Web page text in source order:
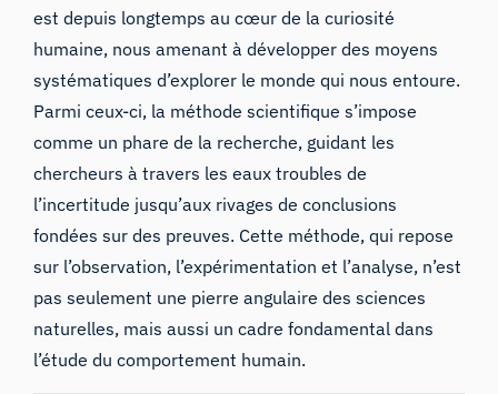
est depuis longtemps au cœur de la curiosité
humaine, nous amenant à développer des moyens
systématiques d’explorer le monde qui nous entoure.
Parmi ceux-ci, la méthode scientifique s’impose
comme un phare de la recherche, guidant les
chercheurs à travers les eaux troubles de
l’incertitude jusqu’aux rivages de conclusions
fondées sur des preuves. Cette méthode, qui repose
sur l’observation, l’expérimentation et l’analyse, n’est
pas seulement une pierre angulaire des sciences
naturelles, mais aussi un cadre fondamental dans
l’étude du comportement humain.